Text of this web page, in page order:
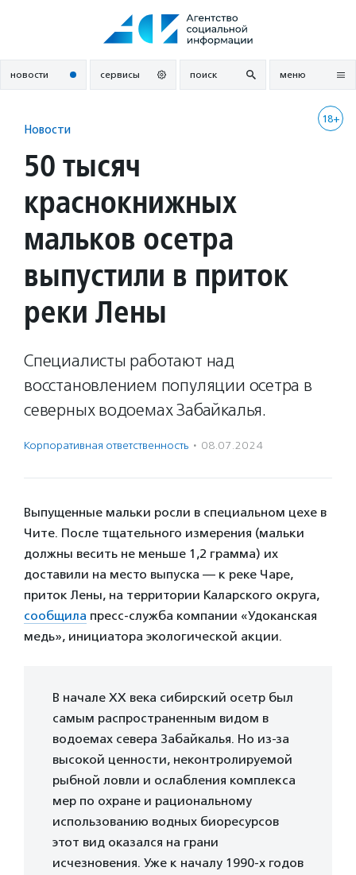
новости сервисы поиск меню
18+
Новости
50 тысяч
краснокнижных
мальков осетра
выпустили в приток
реки Лены
Специалисты работают над
восстановлением популяции осетра в
северных водоемах Забайкалья.
Корпоративная ответственность · 08.07.2024
Выпущенные мальки росли в специальном цехе в
Чите. После тщательного измерения (мальки
должны весить не меньше 1,2 грамма) их
доставили на место выпуска — к реке Чаре,
приток Лены, на территории Каларского округа,
сообщила пресс-служба компании «Удоканская
медь», инициатора экологической акции.
В начале XX века сибирский осетр был
самым распространенным видом в
водоемах севера Забайкалья. Но из-за
высокой ценности, неконтролируемой
рыбной ловли и ослабления комплекса
мер по охране и рациональному
использованию водных биоресурсов
этот вид оказался на грани
исчезновения. Уже к началу 1990-х годов